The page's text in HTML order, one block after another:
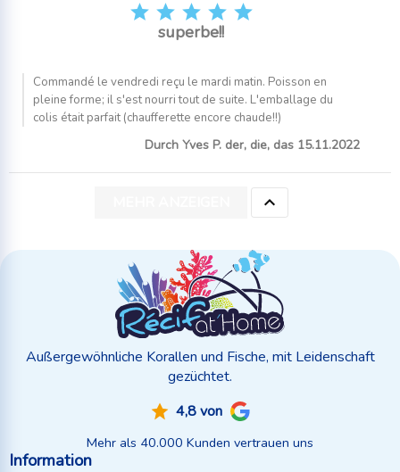
    
superbe!!
Commandé le vendredi reçu le mardi matin. Poisson en
pleine forme; il s'est nourri tout de suite. L'emballage du
colis était parfait (chaufferette encore chaude!!)
Durch Yves P. der, die, das 15.11.2022

Außergewöhnliche Korallen und Fische, mit Leidenschaft
gezüchtet.
4,8 von
Mehr als 40.000 Kunden vertrauen uns
Information